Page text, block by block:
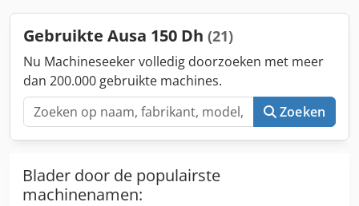
Gebruikte Ausa 150 Dh (21)
Nu Machineseeker volledig doorzoeken met meer
dan 200.000 gebruikte machines.
Zoeken
Blader door de populairste
machinenamen: